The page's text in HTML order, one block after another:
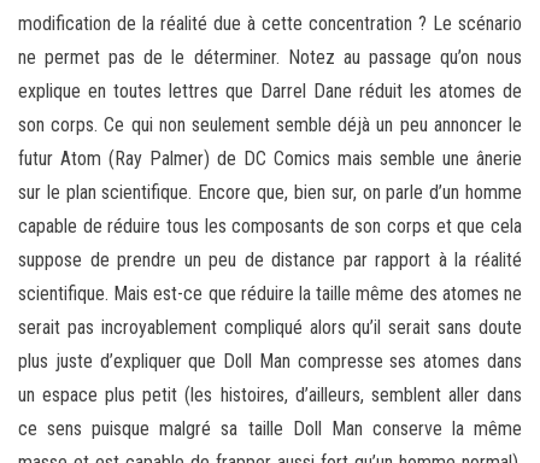
modification de la réalité due à cette concentration ? Le scénario
ne permet pas de le déterminer. Notez au passage qu’on nous
explique en toutes lettres que Darrel Dane réduit les atomes de
son corps. Ce qui non seulement semble déjà un peu annoncer le
futur Atom (Ray Palmer) de DC Comics mais semble une ânerie
sur le plan scientifique. Encore que, bien sur, on parle d’un homme
capable de réduire tous les composants de son corps et que cela
suppose de prendre un peu de distance par rapport à la réalité
scientifique. Mais est-ce que réduire la taille même des atomes ne
serait pas incroyablement compliqué alors qu’il serait sans doute
plus juste d’expliquer que Doll Man compresse ses atomes dans
un espace plus petit (les histoires, d’ailleurs, semblent aller dans
ce sens puisque malgré sa taille Doll Man conserve la même